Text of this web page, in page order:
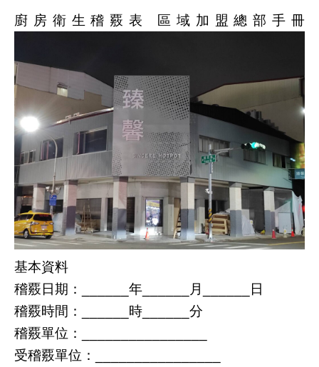
廚房衛生稽覈表 區域加盟總部手冊
基本資料
稽覈日期：
年 月
日
稽覈時間：
時
分
稽覈單位：
受稽覈單位：